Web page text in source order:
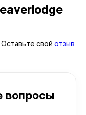
свой отзыв
вопросы